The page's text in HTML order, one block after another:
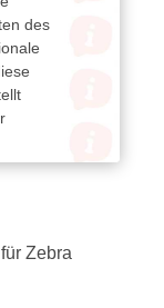
des
Zebra